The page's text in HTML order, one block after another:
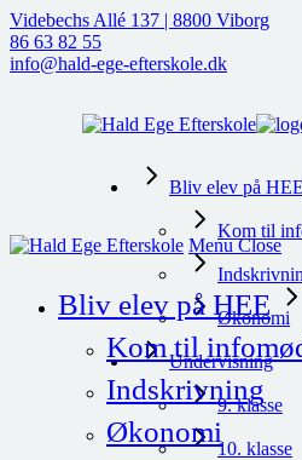
Skip
to
the
Videbechs Allé 137 | 8800 Viborg
86 63 82 55
info@hald-ege-efterskole.dk
Bliv elev på HEE
Kom til
Økonomi
Undervisning
9. klasse
10. klasse
Menu Close
Bliv elev på HEE
Kom til
Indskrivning
Økonomi